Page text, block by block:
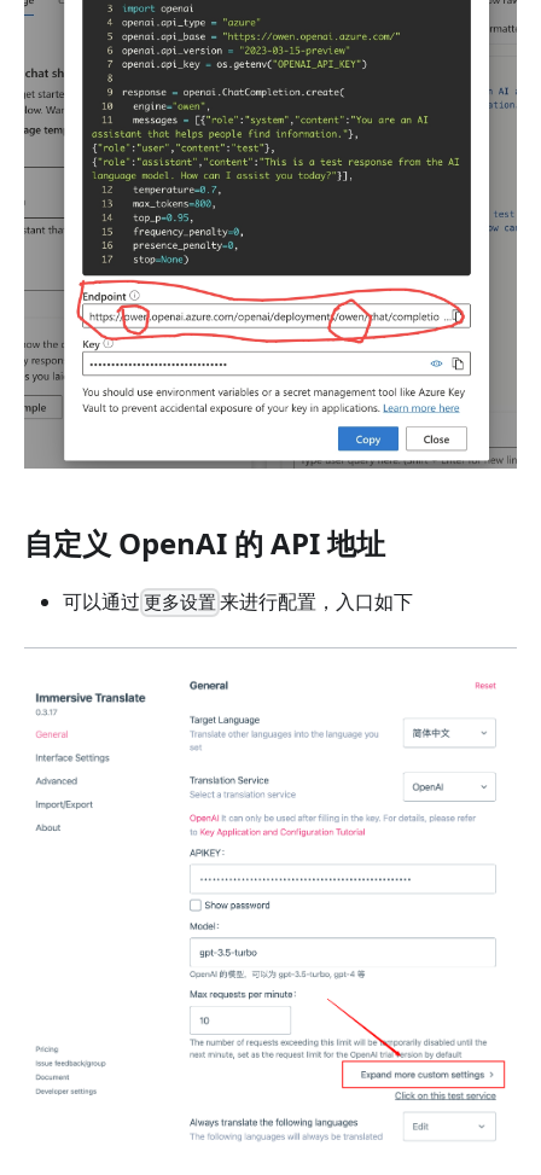
自定义 OpenAI 的 API 地址
可以通过 更多设置 来进行配置，入口如下